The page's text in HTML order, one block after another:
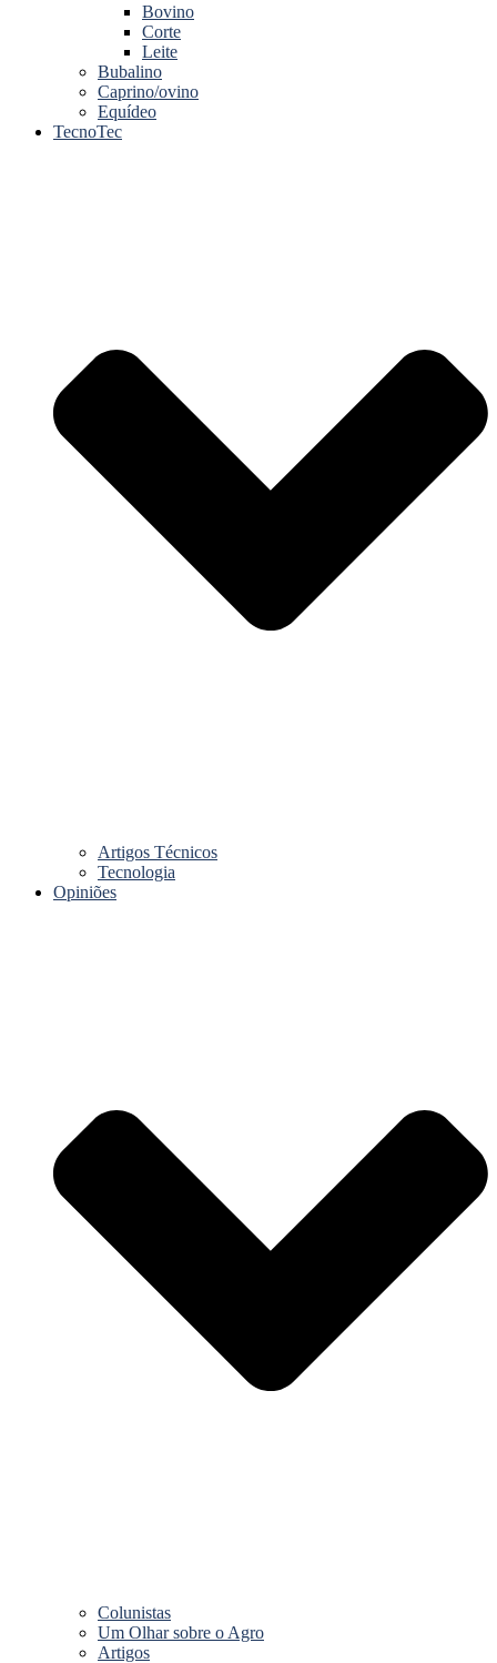
Bovino
Corte
Leite
Bubalino
Caprino/ovino
Equídeo
TecnoTec
Artigos Técnicos
Tecnologia
Opiniões
Colunistas
Um Olhar sobre o Agro
Artigos